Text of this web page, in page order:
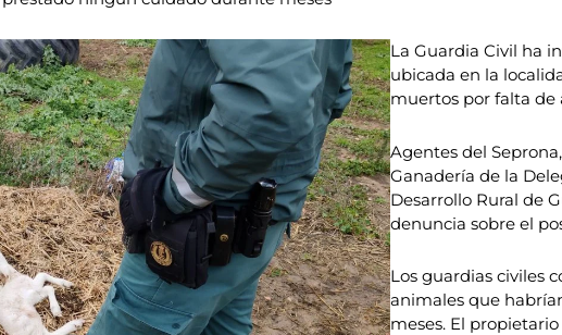
La Guardia Civil ha
ubicada en la
muertos por falta de
Agentes del
Ganadería de la
Desarrollo Rural de
denuncia sobre el
Los guardias civiles
animales que
meses. El